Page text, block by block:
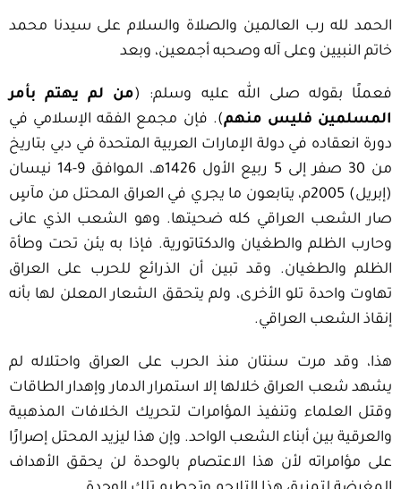
الحمد لله رب العالمين والصلاة والسلام على سيدنا محمد
خاتم النبيين وعلى آله وصحبه أجمعين، وبعد
فعملًا بقوله صلى الله عليه وسلم: (من لم يهتم بأمر
المسلمين فليس منهم). فإن مجمع الفقه الإسلامي في
دورة انعقاده في دولة الإمارات العربية المتحدة في دبي بتاريخ
من 30 صفر إلى 5 ربيع الأول 1426هـ، الموافق 9-14 نيسان
(إبريل) 2005م، يتابعون ما يجري في العراق المحتل من مآسٍ
صار الشعب العراقي كله ضحيتها. وهو الشعب الذي عانى
وحارب الظلم والطغيان والدكتاتورية. فإذا به يئن تحت وطأة
الظلم والطغيان. وقد تبين أن الذرائع للحرب على العراق
تهاوت واحدة تلو الأخرى، ولم يتحقق الشعار المعلن لها بأنه
إنقاذ الشعب العراقي.
هذا، وقد مرت سنتان منذ الحرب على العراق واحتلاله لم
يشهد شعب العراق خلالها إلا استمرار الدمار وإهدار الطاقات
وقتل العلماء وتنفيذ المؤامرات لتحريك الخلافات المذهبية
والعرقية بين أبناء الشعب الواحد. وإن هذا ليزيد المحتل إصرارًا
على مؤامراته لأن هذا الاعتصام بالوحدة لن يحقق الأهداف